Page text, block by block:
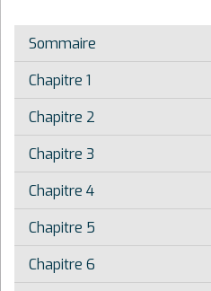
Sommaire
Chapitre 1
Chapitre 2
Chapitre 3
Chapitre 4
Chapitre 5
Chapitre 6